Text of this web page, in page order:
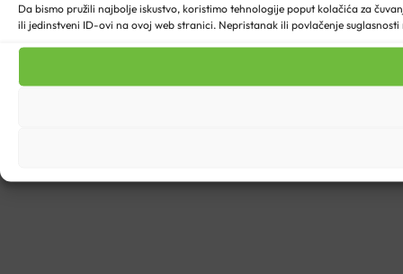
Da bismo pružili najbolje iskustvo, koristimo tehnologije poput kolačića za
ili jedinstveni ID-ovi na ovoj web stranici. Nepristanak ili povlačenje